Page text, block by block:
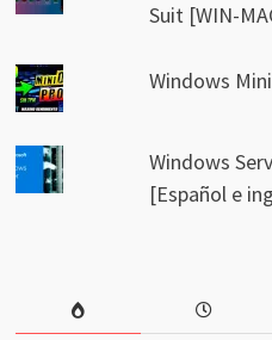
Suit [WIN-
Windows
Windows
[Español e